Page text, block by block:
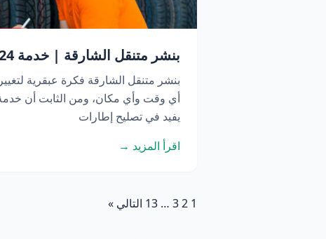
بنشر متنقل الشارقة | خدمة 24 ساعة اتصل الآن
بنشر متنقل الشارقة فكرة عبقرية
أي وقت وأي مكان، ومن الثابت أن خدمة
يفيد في تصليح إطارات
اقرأ المزيد →
1
2
3
…
13 التالي »